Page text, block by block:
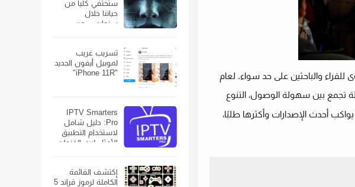
والباحثين على حد سواء. لعام
تجمع بين سهولة الوصول، التنوع
أحدث الإصدارات وأكثرها طلبًا،
ستختفي كلياً من
حياتنا خلال
سنوات… من
تسريب غريب
لموبيل أيفون الجديد
"iPhone 11R"
IPTV Smarters
Pro: دليل شامل
لاستخدام التطبيق
الأمثل لبث القنوات
إكتشف القائمة
الكاملة لرموز قراند 5